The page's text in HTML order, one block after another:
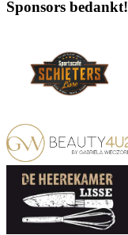
Sponsors bedankt!